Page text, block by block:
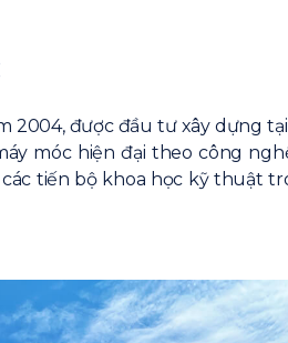
được đầu tư xây dựng
móc hiện đại theo công
tiến bộ khoa học kỹ thuật